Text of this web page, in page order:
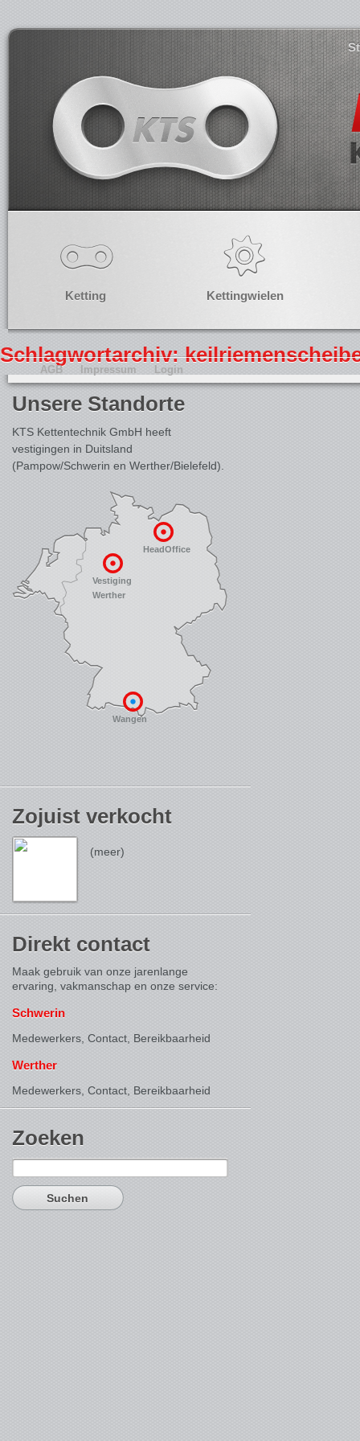
Ketting Kettingwielen
Schlagwortarchiv:
Unsere Standorte
KTS Kettentechnik GmbH heeft
vestigingen in Duitsland
(Pampow/Schwerin en Werther/Bielefeld).
HeadOffice
Vestiging
Werther
Wangen
Zojuist verkocht
(meer)
Direkt contact
Maak gebruik van onze jarenlange
ervaring, vakmanschap en onze service:
Schwerin
Medewerkers, Contact, Bereikbaarheid
Werther
Medewerkers, Contact, Bereikbaarheid
Zoeken
Suchen
nach:
AGB Impressum Login